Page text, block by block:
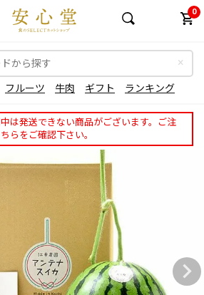
0
フルーツ 牛肉 ギフト ランキング
は発送できない商品がございます。ご注
らをご確認下さい。